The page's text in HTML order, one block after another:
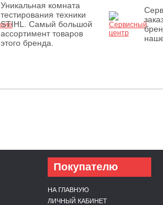
Уникальная комната
тестирования техники
STIHL. Самый большой
ассортимент товаров
этого бренда.
Покупателю
НА ГЛАВНУЮ
ЛИЧНЫЙ КАБИНЕТ